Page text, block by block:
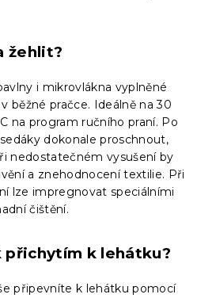
žehlit?
i mikrovlákna vyplněné
běžné pračce. Ideálně na 30
na program ručního praní. Po
dokonale proschnout,
nedostatečném vysušení by
a znehodnocení textilie. Při
lze impregnovat speciálními
čištění.
přichytím k lehátku?
připevníte k lehátku pomocí